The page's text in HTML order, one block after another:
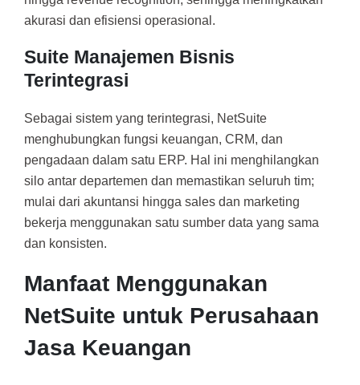
akurasi dan efisiensi operasional.
Suite Manajemen Bisnis
Terintegrasi
Sebagai sistem yang terintegrasi, NetSuite
menghubungkan fungsi keuangan, CRM, dan
pengadaan dalam satu ERP. Hal ini menghilangkan
silo antar departemen dan memastikan seluruh tim;
mulai dari akuntansi hingga sales dan marketing
bekerja menggunakan satu sumber data yang sama
dan konsisten.
Manfaat Menggunakan
NetSuite untuk Perusahaan
Jasa Keuangan